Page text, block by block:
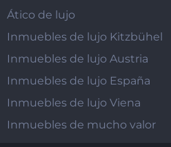
Ático de lujo
Inmuebles de lujo Kitzbühel
Inmuebles de lujo Austria
Inmuebles de lujo España
Inmuebles de lujo Viena
Inmuebles de mucho valor